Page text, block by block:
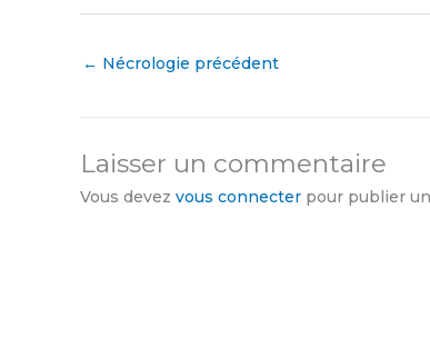
← Nécrologie précédent
Laisser un commentaire
Vous devez vous connecter pour publier